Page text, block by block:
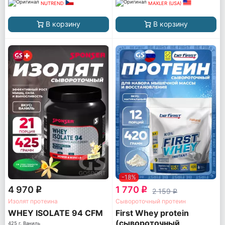
NUTREND
В корзину
MAXLER (USA)
В корзину
4 970 q
Изолят протеина
WHEY ISOLATE 94 CFM
425 г, Ваниль
-18%
1 770 q 2 159q
Сывороточный протеин
First Whey protein
(сывороточный